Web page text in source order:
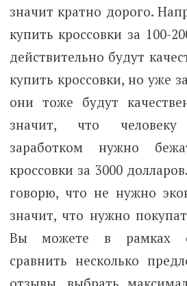
значит кратно дорого.
купить кроссовки за 100-
действительно будут
купить кроссовки, но уже
они тоже будут
значит, что
заработком нужно
кроссовки за 3000
говорю, что не нужно
значит, что нужно
Вы можете в рамках
сравнить несколько